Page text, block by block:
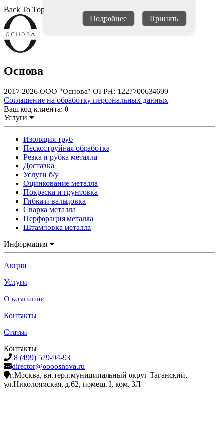
Back To Top
Основа
2017-2026 ООО "Основа" ОГРН: 1227700634699
Соглашение на обработку персональных данных
Ваш код клиента: 0
Услуги
Изоляция труб
Пескоструйная обработка
Резка и рубка металла
Доставка
Услуги б/у
Оцинкование металла
Покраска и грунтовка
Гибка и вальцовка
Сварка металла
Перфорация металла
Штамповка металла
Информация
Акции
Услуги
О компании
Контакты
Статьи
Контакты
8 (499) 579-94-93
director@oooosnova.ru
г.Москва, вн.тер.г.муниципальный округ Таганский,
ул.Николоямская, д.62, помещ. I, ком. 3Л
Подробнее Принять